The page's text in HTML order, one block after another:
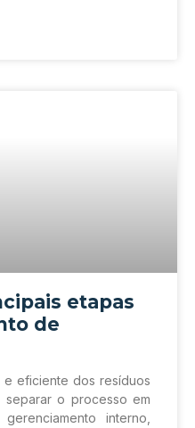
etapas
de
e eficiente dos resíduos
o processo em
interno,